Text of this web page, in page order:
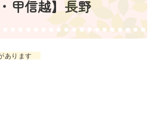
甲信越】長野
あります